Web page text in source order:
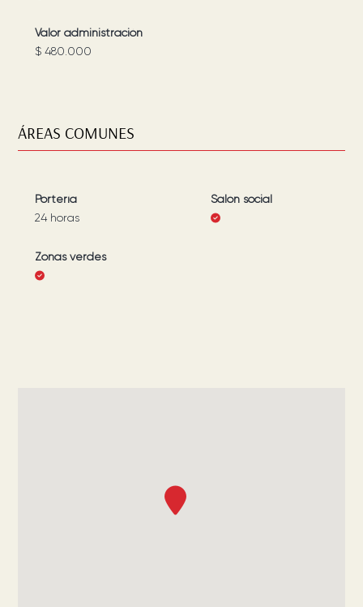
Valor administración
$ 480.000
ÁREAS COMUNES
Portería
24 horas
Salón social
Zonas verdes